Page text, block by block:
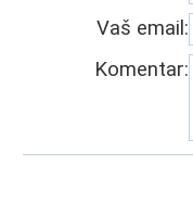
Vaš email:
Komentar: